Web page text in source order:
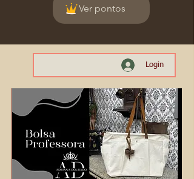
Ver pontos
Login